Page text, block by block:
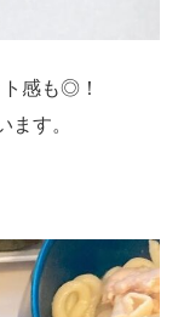
感も◎！
ます。